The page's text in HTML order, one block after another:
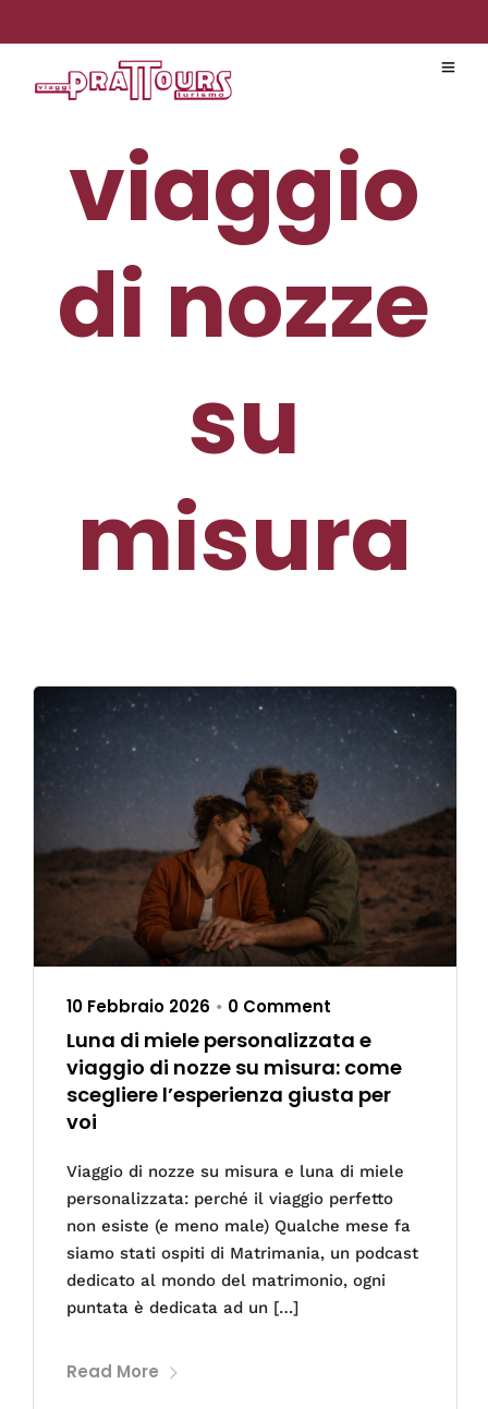
viaggio
di nozze
su
misura
10 Febbraio 2026 • 0 Comment
Luna di miele personalizzata e
viaggio di nozze su misura: come
scegliere l’esperienza giusta per
voi
Viaggio di nozze su misura e luna di miele
personalizzata: perché il viaggio perfetto
non esiste (e meno male) Qualche mese fa
siamo stati ospiti di Matrimania, un podcast
dedicato al mondo del matrimonio, ogni
puntata è dedicata ad un […]
Read More